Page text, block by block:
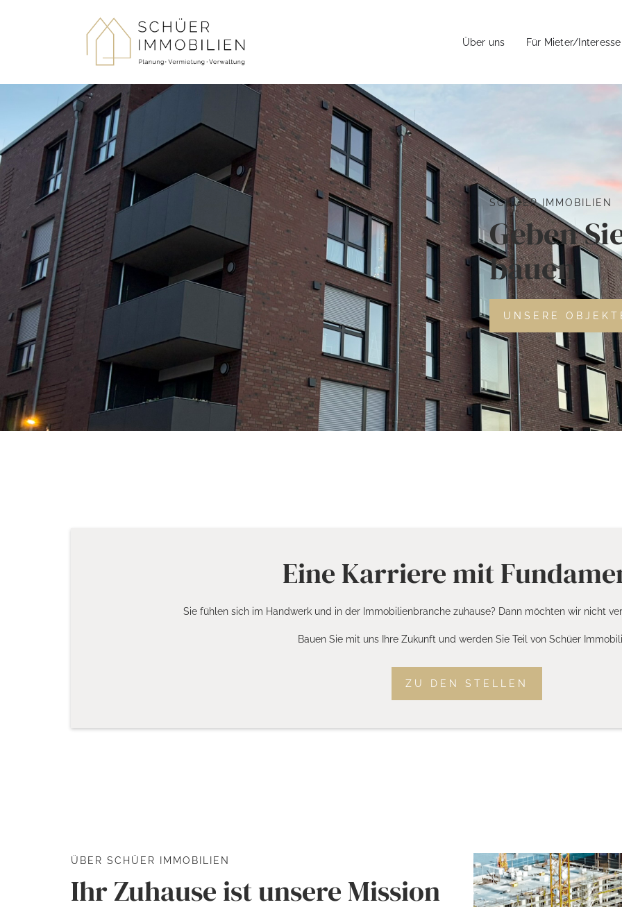
Über uns Für Mieter/
SCHÜER IMMOBILIEN
Geben
bauen
UNSERE
Eine Karriere mit
Sie fühlen sich im Handwerk und in der Immobilienbranche zuhause? Dann möchten wir nicht
Bauen Sie mit uns Ihre Zukunft und werden Sie Teil von Schüer
ZU DEN STELLEN
ÜBER SCHÜER IMMOBILIEN
Ihr Zuhause ist unsere Mission